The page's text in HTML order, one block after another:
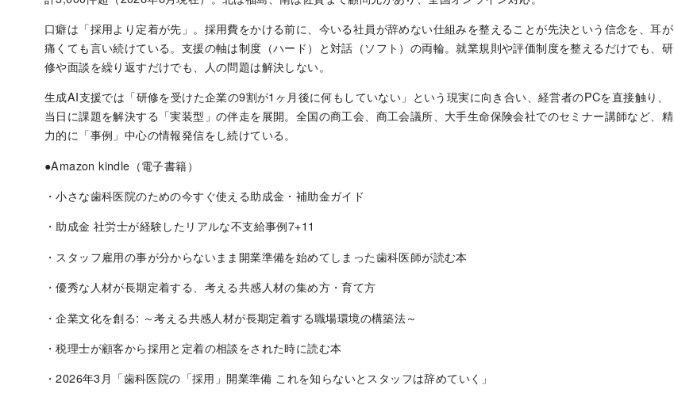
口癖は「採用より定着が先」。採用費をかける前に、今いる社員が辞めない仕組みを整えることが先決という信念を、耳が
痛くても言い続けている。支援の軸は制度（ハード）と対話（ソフト）の両輪。就業規則や評価制度を整えるだけでも、研
修や面談を繰り返すだけでも、人の問題は解決しない。
生成AI支援では「研修を受けた企業の9割が1ヶ月後に何もしていない」という現実に向き合い、経営者のPCを直接触り、
当日に課題を解決する「実装型」の伴走を展開。全国の商工会、商工会議所、大手生命保険会社でのセミナー講師など、精
力的に「事例」中心の情報発信をし続けている。
●Amazon kindle（電子書籍）
・小さな歯科医院のための今すぐ使える助成金・補助金ガイド
・助成金 社労士が経験したリアルな不支給事例7+11
・スタッフ雇用の事が分からないまま開業準備を始めてしまった歯科医師が読む本
・優秀な人材が長期定着する、考える共感人材の集め方・育て方
・企業文化を創る: ～考える共感人材が長期定着する職場環境の構築法～
・税理士が顧客から採用と定着の相談をされた時に読む本
・2026年3月「歯科医院の「採用」開業準備 これを知らないとスタッフは辞めていく」